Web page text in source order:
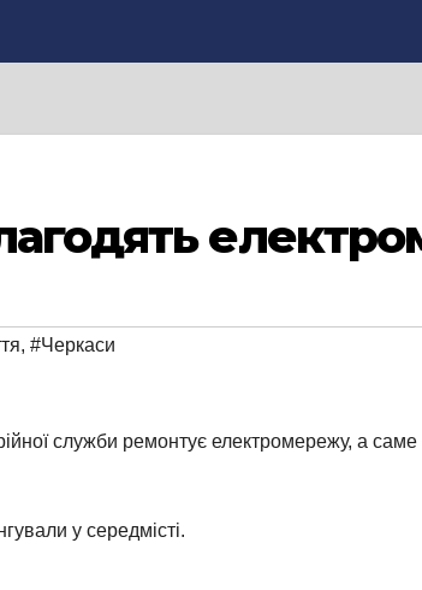
, #Черкаси
служби ремонтує електромережу, а
у середмісті.